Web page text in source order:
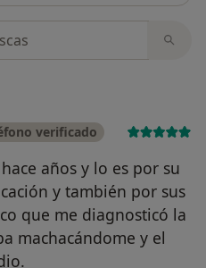
verificado
años y lo es por su
y también por sus
que me diagnosticó la
machacándome y el